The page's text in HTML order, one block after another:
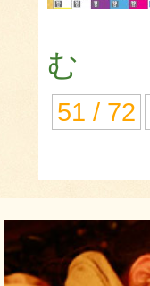
む
51 / 72